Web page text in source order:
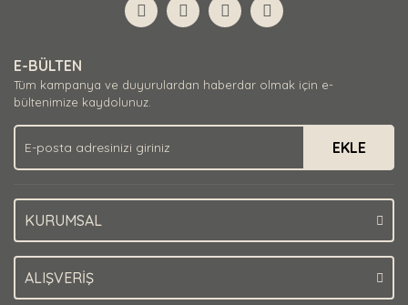
E-BÜLTEN
Tüm kampanya ve duyurulardan haberdar olmak için e-
bültenimize kaydolunuz.
EKLE
KURUMSAL
ALIŞVERİŞ